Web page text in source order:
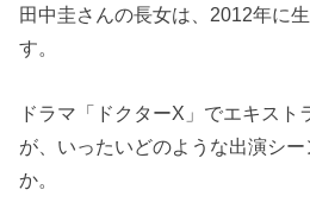
田中圭さんの長女は、2012年に
す。
ドラマ「ドクターX」でエキスト
が、いったいどのような出演シ
か。